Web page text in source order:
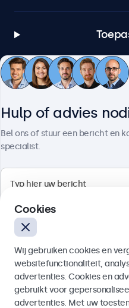
4.8/5 door
Nederlands
Hulp of advies
Bel ons of stuur een bericht en
specialist.
Cookies
Wij gebruiken cookies en
websitefunctionaliteit,
advertenties. Cookies en
gebruikt voor
advertenties. Met uw